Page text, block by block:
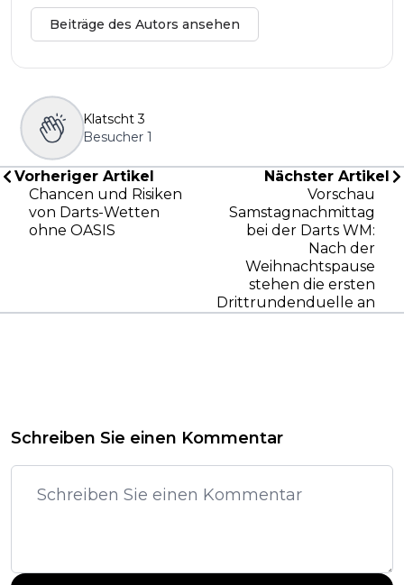
Beiträge des Autors ansehen
Klatscht 3
Besucher 1
Vorheriger Artikel
Chancen und Risiken
von Darts-Wetten
ohne OASIS
Nächster Artikel
Vorschau
Samstagnachmittag
bei der Darts WM:
Nach der
Weihnachtspause
stehen die ersten
Drittrundenduelle an
Schreiben Sie einen Kommentar